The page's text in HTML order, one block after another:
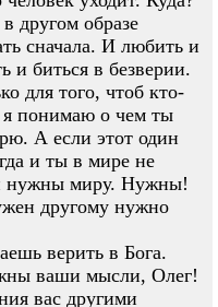
другом образе
сначала. И любить и
и биться в безверии.
для того, чтоб кто-
я понимаю о чем ты
А если этот один
и ты в мире не
нужны миру. Нужны!
другому нужно
верить в Бога.
ваши мысли, Олег!
вас другими